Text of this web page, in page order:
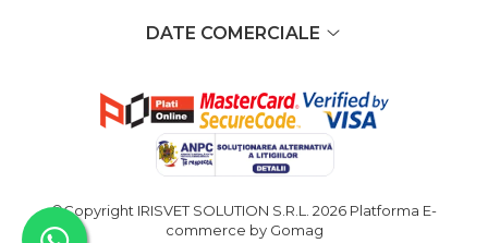
DATE COMERCIALE
©Copyright IRISVET SOLUTION S.R.L. 2026 Platforma E-
commerce by Gomag